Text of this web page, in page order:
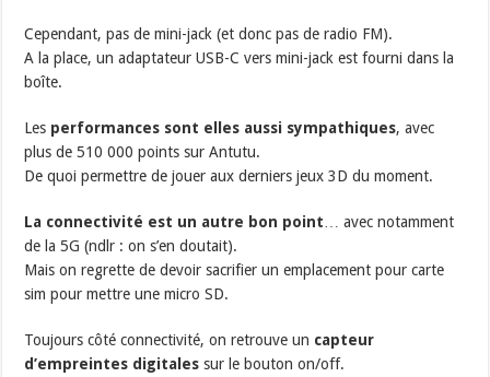
Cependant, pas de mini-jack (et donc pas de radio FM).
A la place, un adaptateur USB-C vers mini-jack est fourni dans la
boîte.
Les performances sont elles aussi sympathiques, avec
plus de 510 000 points sur Antutu.
De quoi permettre de jouer aux derniers jeux 3D du moment.
La connectivité est un autre bon point… avec notamment
de la 5G (ndlr : on s’en doutait).
Mais on regrette de devoir sacrifier un emplacement pour carte
sim pour mettre une micro SD.
Toujours côté connectivité, on retrouve un capteur
d’empreintes digitales sur le bouton on/off.